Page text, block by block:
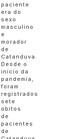
paciente
era do
sexo
masculino
e
morador
de
Catanduva.
Desde o
início da
pandemia,
foram
registrados
sete
óbitos
de
pacientes
de